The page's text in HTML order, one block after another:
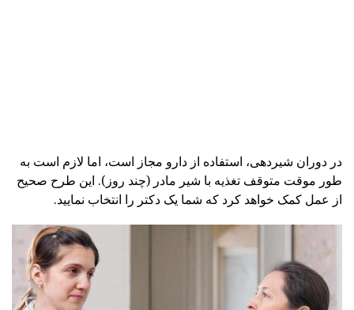
در دوران شیردهی، استفاده از دارو مجاز است، اما لازم است به
طور موقت متوقف تغذیه با شیر مادر (چند روز). این طرح صحیح
از عمل کمک خواهد کرد که شما یک دکتر را انتخاب نمایید.